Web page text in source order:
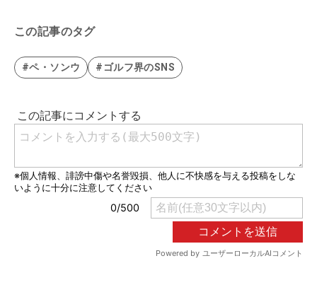
この記事のタグ
#ペ・ソンウ #ゴルフ界のSNS